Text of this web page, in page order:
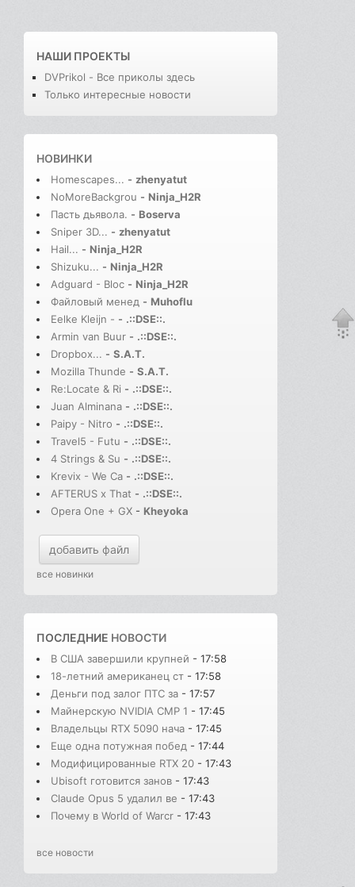
НАШИ ПРОЕКТЫ
DVPrikol - Все приколы здесь
Только интересные новости
НОВИНКИ
Homescapes... - zhenyatut
NoMoreBackgrou - Ninja_H2R
Пасть дьявола. - Boserva
Sniper 3D... - zhenyatut
Hail... - Ninja_H2R
Shizuku... - Ninja_H2R
Adguard - Bloc - Ninja_H2R
Файловый менед - Muhoflu
Eelke Kleijn - - .::DSE::.
Armin van Buur - .::DSE::.
Dropbox... - S.A.T.
Mozilla Thunde - S.A.T.
Re:Locate & Ri - .::DSE::.
Juan Alminana - .::DSE::.
Paipy - Nitro - .::DSE::.
Travel5 - Futu - .::DSE::.
4 Strings & Su - .::DSE::.
Krevix - We Ca - .::DSE::.
AFTERUS x That - .::DSE::.
Opera One + GX - Kheyoka
добавить файл
все новинки
ПОСЛЕДНИЕ НОВОСТИ
В США завершили крупней - 17:58
18-летний американец ст - 17:58
Деньги под залог ПТС за - 17:57
Майнерскую NVIDIA CMP 1 - 17:45
Владельцы RTX 5090 нача - 17:45
Еще одна потужная побед - 17:44
Модифицированные RTX 20 - 17:43
Ubisoft готовится занов - 17:43
Claude Opus 5 удалил ве - 17:43
Почему в World of Warcr - 17:43
все новости